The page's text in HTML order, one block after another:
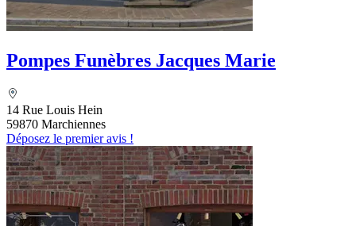
Pompes Funèbres Jacques Marie
14 Rue Louis Hein
59870 Marchiennes
Déposez le premier avis !